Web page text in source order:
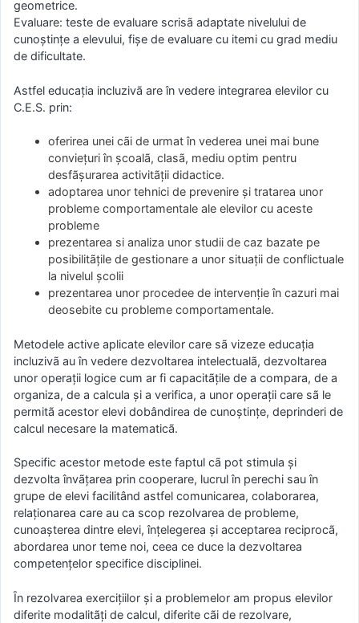
geometrice.
Evaluare: teste de evaluare scrisã adaptate nivelului de
cunoştinţe a elevului, fişe de evaluare cu itemi cu grad mediu
de dificultate.
Astfel educaţia incluzivã are în vedere integrarea elevilor cu
C.E.S. prin:
oferirea unei cãi de urmat în vederea unei mai bune
convieţuri în şcoalã, clasã, mediu optim pentru
desfãşurarea activitãţii didactice.
adoptarea unor tehnici de prevenire şi tratarea unor
probleme comportamentale ale elevilor cu aceste
probleme
prezentarea si analiza unor studii de caz bazate pe
posibilitãţile de gestionare a unor situaţii de conflictuale
la nivelul şcolii
prezentarea unor procedee de intervenţie în cazuri mai
deosebite cu probleme comportamentale.
Metodele active aplicate elevilor care sã vizeze educaţia
incluzivã au în vedere dezvoltarea intelectualã, dezvoltarea
unor operaţii logice cum ar fi capacitãţile de a compara, de a
organiza, de a calcula şi a verifica, a unor operaţii care sã le
permitã acestor elevi dobândirea de cunoştinţe, deprinderi de
calcul necesare la matematicã.
Specific acestor metode este faptul cã pot stimula şi
dezvolta învãţarea prin cooperare, lucrul în perechi sau în
grupe de elevi facilitând astfel comunicarea, colaborarea,
relaţionarea care au ca scop rezolvarea de probleme,
cunoaşterea dintre elevi, înţelegerea şi acceptarea reciprocã,
abordarea unor teme noi, ceea ce duce la dezvoltarea
competenţelor specifice disciplinei.
Ȋn rezolvarea exerciţiilor şi a problemelor am propus elevilor
diferite modalitãţi de calcul, diferite cãi de rezolvare,